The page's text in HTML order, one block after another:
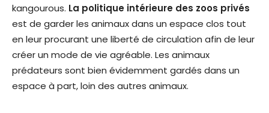
kangourous. La politique intérieure des zoos privés
est de garder les animaux dans un espace clos tout
en leur procurant une liberté de circulation afin de leur
créer un mode de vie agréable. Les animaux
prédateurs sont bien évidemment gardés dans un
espace à part, loin des autres animaux.